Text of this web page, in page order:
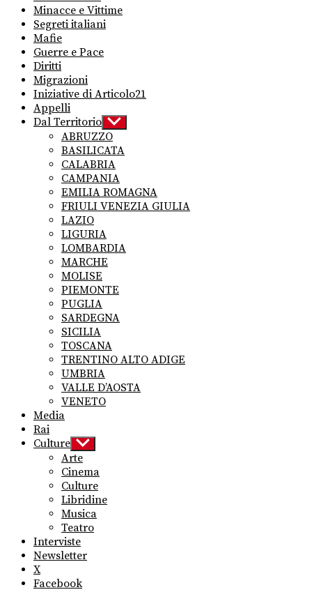
Minacce e Vittime
Segreti italiani
Mafie
Guerre e Pace
Diritti
Migrazioni
Iniziative di Articolo21
Appelli
Dal Territorio Show
sub
menu
ABRUZZO
BASILICATA
CALABRIA
CAMPANIA
EMILIA ROMAGNA
FRIULI VENEZIA GIULIA
LAZIO
LIGURIA
LOMBARDIA
MARCHE
MOLISE
PIEMONTE
PUGLIA
SARDEGNA
SICILIA
TOSCANA
TRENTINO ALTO ADIGE
UMBRIA
VALLE D’AOSTA
VENETO
Media
Rai
Culture Show
sub
menu
Arte
Cinema
Culture
Libridine
Musica
Teatro
Interviste
Newsletter
X
Facebook